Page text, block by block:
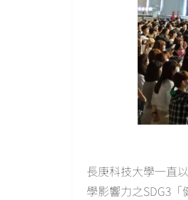
長庚科技大學一直
學影響力之SDG3